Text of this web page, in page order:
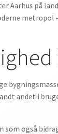
på
metropol
andet i
også